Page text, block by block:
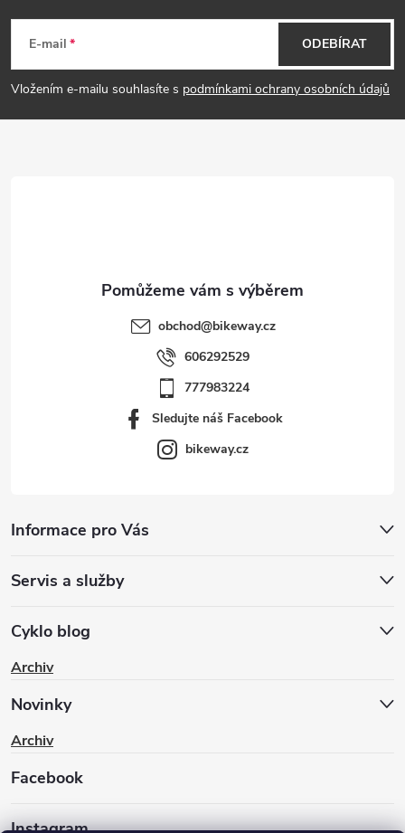
p
E-mail
Vložením e-mailu souhlasíte s podmínkami ochrany osobních údajů
ODEBÍRAT
obchod@bikeway.cz
606292529
777983224
Sledujte náš Facebook
bikeway.cz
Informace pro Vás
Servis a služby
Cyklo blog
Archiv
Novinky
Archiv
Facebook